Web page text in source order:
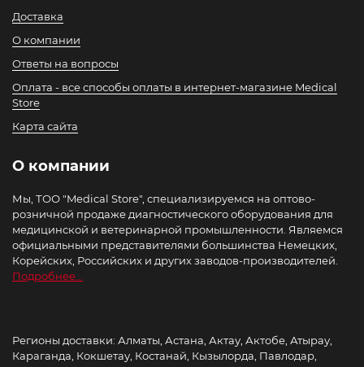
Доставка
О компании
Ответы на вопросы
Оплата - все способы оплаты в интернет-магазине Medical
Store
Карта сайта
О компании
Мы, ТОО "Medical Store", специализируемся на оптово-
розничной продаже диагностического оборудования для
медицинской и ветеринарной промышленности. Являемся
официальными представителями большинства Немецких,
Корейских, Российских и других заводов-производителей.
Подробнее...
Регионы доставки: Алматы, Астана, Актау, Актобе, Атырау,
Караганда, Кокшетау, Костанай, Кызылорда, Павлодар,